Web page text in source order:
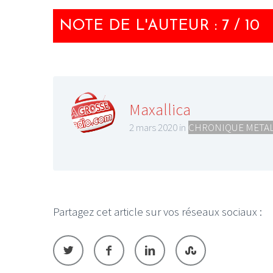
NOTE DE L'AUTEUR : 7 / 10
Maxallica
2 mars 2020 in CHRONIQUE
Partagez cet article sur vos réseaux sociaux :